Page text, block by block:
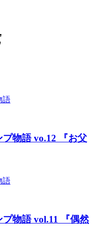
語
物語 vo.12 『お父
語
物語 vol.11 『偶然